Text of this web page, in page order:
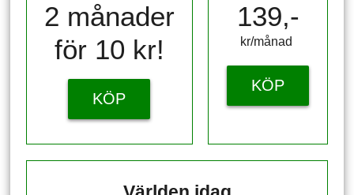
2 månader
för 10 kr!
KÖP
139,-
kr/månad ​​​​​​
KÖP